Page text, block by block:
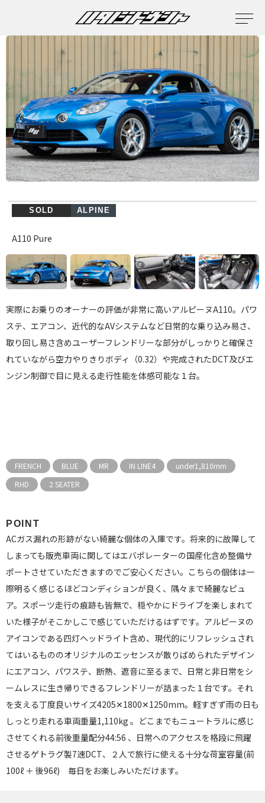
SOLD ALPINE
A110 Pure
実際にお乗りのオーナーの評価が非常に高いアルピーヌA110。パワ
ステ、エアコン、近代的なAVシステムなど日常的な乗り込み易さ、
取り回し易さ含めユーザーフレンドリーな部分がしっかりと確保さ
れていながら空力やりきりボディ（0.32）や完成されたDCT及びエ
ンジン制御で目に見える走行性能を体感可能な１台。
FRENCH BLUE MR IN LINE4
under1,810mm
RHD
2 SEATER
POINT
ACガス漏れの形跡がない綺麗な個体の入庫です。将来的に故障して
しまっても販売車両に関してはエバポレーターの国産化含め整備サ
ポートさせていただきますのでご安心ください。こちらの個体は一
際明るく感じるほどコンディションが良く、隅々まで綺麗なピュ
ア。スポーツ走行の痕跡も皆無で、穏やかにドライブを楽しまれて
いた様子がそこかしこで感じていただけるはずです。アルピーヌの
アイコンである四灯ヘッドライト含め、現代的にリフレッシュされ
てはいるもののオリジナルのエッセンスが散りばめられたデザイン
にエアコン、パワステ、断熱、遮音に至るまで、日常と非日常をシ
ームレスに生き帰りできるフレンドリーが詰まった１台です。それ
を支える丁度良いサイズ4205✕1800✕1250mm。軽すぎず雨の日も
しっとり走れる車両重量1,110kg 。どこまでもニュートラルに感じ
させてくれる前後重量配分44:56 、日常へのアクセスを格段に飛躍
させるゲトラグ製7速DCT、２人で旅行に使える十分な荷室容量(前
100ℓ ＋ 後96ℓ) 毎日をお楽しみいただけます。